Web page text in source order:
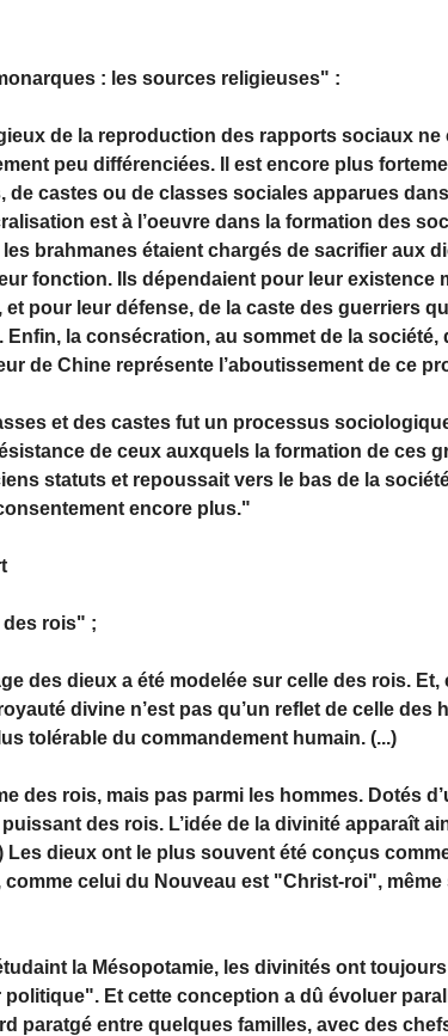
: les sources religieuses" :
de la reproduction des rapports sociaux
peu différenciées. Il est encore plus
de castes ou de classes sociales apparues
est à l’oeuvre dans la formation des
les brahmanes étaient chargés de sacrifier aux
fonction. Ils dépendaient pour leur existence
et pour leur défense, de la caste des guerriers
Enfin, la consécration, au sommet de la
de Chine représente l’aboutissement de ce
et des castes fut un processus
de ceux auxquels la formation de ces
statuts et repoussait vers le bas de la
encore plus."
des rois" ;
des dieux a été modelée sur celle des rois.
divine n’est pas qu’un reflet de celle
tolérable du commandement humain. (...)
des rois, mais pas parmi les hommes. Dotés
des rois. L’idée de la divinité apparaît
Les dieux ont le plus souvent été conçus
celui du Nouveau est "Christ-roi",
la Mésopotamie, les divinités ont
Et cette conception a dû évoluer
paratgé entre quelques familles, avec des